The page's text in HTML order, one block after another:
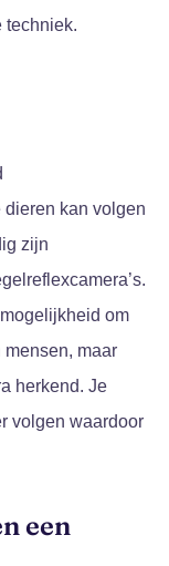
techniek.
kan volgen
zijn
om
maar
herkend. Je
volgen waardoor
een